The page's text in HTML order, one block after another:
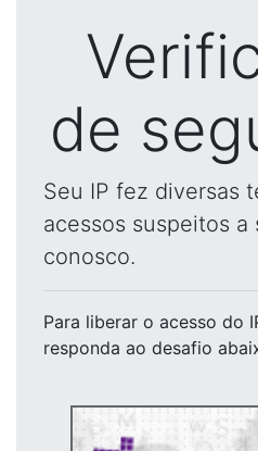
de
Seu IP fez diversas
acessos suspeitos a
conosco.
Para liberar o acesso do
responda ao desafio